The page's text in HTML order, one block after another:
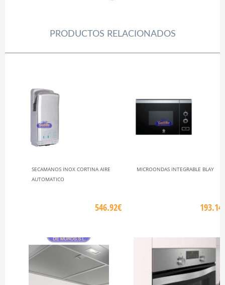
PRODUCTOS RELACIONADOS
SECAMANOS INOX CORTINA AIRE
AUTOMATICO
546.92€
MICROONDAS INTEGRABLE BLAY